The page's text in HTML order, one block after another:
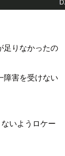
足りなかったの
障害を受けない
いようロケー